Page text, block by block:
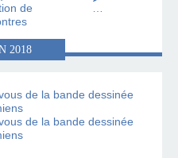
de
…
2018